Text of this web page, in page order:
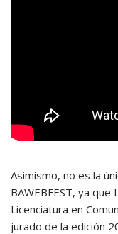
Asimismo, no es la
BAWEBFEST, ya
Licenciatura en
jurado de la edición